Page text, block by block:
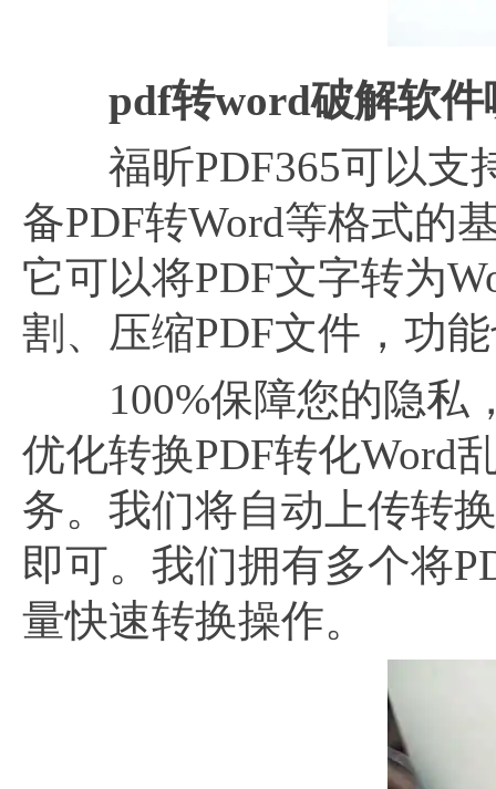
pdf转word破解软
福昕PDF365可以支
备PDF转Word等格式的
它可以将PDF文字转为
割、压缩PDF文件，功
100%保障您的隐私
优化转换PDF转化Word
务。我们将自动上传转
即可。我们拥有多个将
量快速转换操作。